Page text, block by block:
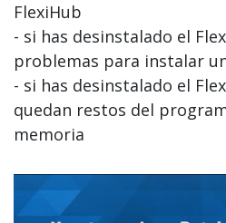
FlexiHub
- si has desinstalado el
problemas para instalar
- si has desinstalado el
quedan restos del
memoria